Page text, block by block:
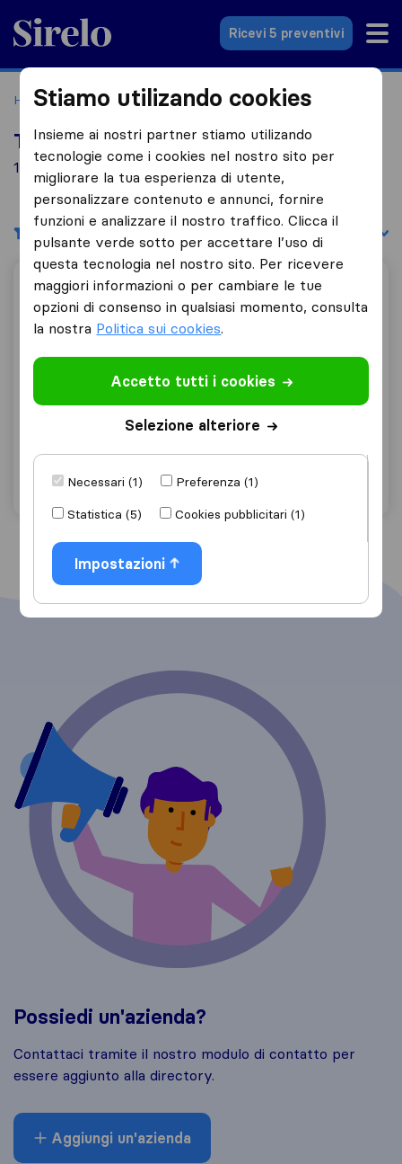
Sirelo.it
Ricevi 5 preventivi
Home Le 10 migliori aziende di traslochi in Italia
Top 10 traslocatori a Arbia
1 aziende di traslochi trovate a Arbia
Filtri Filtra per:
Trasporti E Traslochi Angeli
10,0 3
Trasporti E Traslochi Angeli
Arbia
"Professionalità"
Possiedi un'azienda?
Contattaci tramite il nostro modulo di contatto per
essere aggiunto alla directory.
Aggiungi un'azienda
Stiamo utilizando cookies
Insieme ai nostri partner stiamo utilizando
tecnologie come i cookies nel nostro sito per
migliorare la tua esperienza di utente,
personalizzare contenuto e annunci, fornire
funzioni e analizzare il nostro traffico. Clicca il
pulsante verde sotto per accettare l’uso di
questa tecnologia nel nostro sito. Per ricevere
maggiori informazioni o per cambiare le tue
opzioni di consenso in qualsiasi momento, consulta
la nostra Politica sui cookies.
Accetto tutti i cookies
Selezione alteriore
Necessari (1)
Preferenza (1)
Statistica (5)
Cookies pubblicitari (1)
Impostazioni